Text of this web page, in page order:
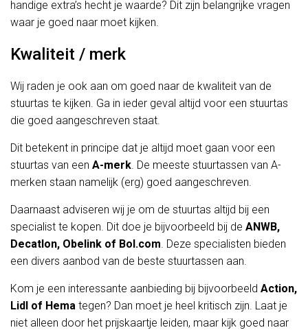
handige extra’s hecht je waarde? Dit zijn belangrijke vragen
waar je goed naar moet kijken.
Kwaliteit / merk
Wij raden je ook aan om goed naar de kwaliteit van de
stuurtas te kijken. Ga in ieder geval altijd voor een stuurtas
die goed aangeschreven staat.
Dit betekent in principe dat je altijd moet gaan voor een
stuurtas van een A-merk. De meeste stuurtassen van A-
merken staan namelijk (erg) goed aangeschreven.
Daarnaast adviseren wij je om de stuurtas altijd bij een
specialist te kopen. Dit doe je bijvoorbeeld bij de ANWB,
Decatlon, Obelink of Bol.com. Deze specialisten bieden
een divers aanbod van de beste stuurtassen aan.
Kom je een interessante aanbieding bij bijvoorbeeld Action,
Lidl of Hema tegen? Dan moet je heel kritisch zijn. Laat je
niet alleen door het prijskaartje leiden, maar kijk goed naar